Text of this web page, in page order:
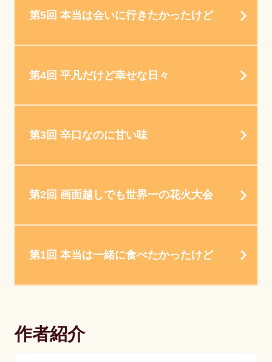
第5回 本当は会いに行きたかったけど
第4回 平凡だけど幸せな日々
第3回 辛口なのに甘い味
第2回 画面越しでも世界一の花火大会
第1回 本当は一緒に食べたかったけど
作者紹介